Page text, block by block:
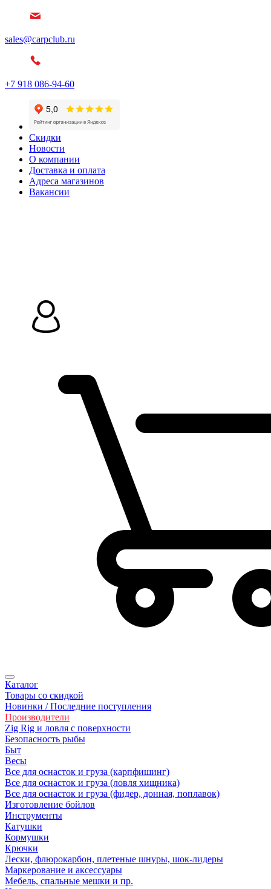
sales@carpclub.ru
+7 918 086-94-60
Скидки
Новости
О компании
Доставка и оплата
Адреса магазинов
Вакансии
Каталог
Товары со скидкой
Новинки / Последние поступления
Производители
Zig Rig и ловля с поверхности
Безoпасность рыбы
Быт
Весы
Все для оснасток и груза (карпфишинг)
Все для оснасток и груза (ловля хищника)
Все для оснасток и груза (фидер, донная, поплавок)
Изготовление бойлов
Инструменты
Катушки
Кормушки
Крючки
Лески, флюрокарбон, плетеные шнуры, шок-лидеры
Маркерование и аксессуары
Мебель, спальные мешки и пр.